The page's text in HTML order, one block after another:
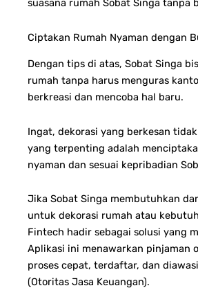
suasana rumah Sobat Singa tanpa
Ciptakan Rumah Nyaman dengan
Dengan tips di atas, Sobat Singa
rumah tanpa harus menguras
berkreasi dan mencoba hal baru.
Ingat, dekorasi yang berkesan
yang terpenting adalah
nyaman dan sesuai kepribadian
Jika Sobat Singa membutuhkan
untuk dekorasi rumah atau
Fintech hadir sebagai solusi yang
Aplikasi ini menawarkan pinjaman
proses cepat, terdaftar, dan
(Otoritas Jasa Keuangan).